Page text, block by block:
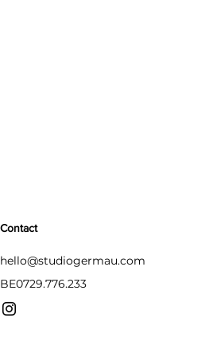
Contact
hello@studiogermau.com
BE0729.776.233